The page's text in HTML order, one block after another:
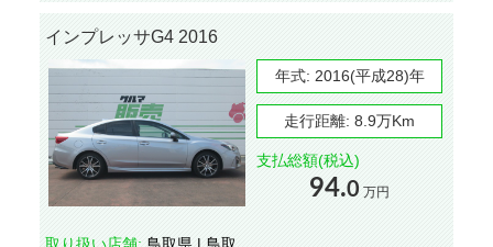
インプレッサG4 2016
年式: 2016(平成28)年
走行距離: 8.9万Km
支払総額(税込)
94.0 万円